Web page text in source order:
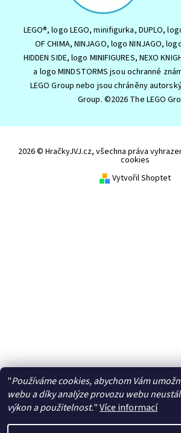
LEGO®, logo LEGO, minifigurka, DUPLO,
OF CHIMA, NINJAGO, logo NINJAGO,
HIDDEN SIDE, logo MINIFIGURES, NEXO
a logo MINDSTORMS jsou ochranné
LEGO Group nebo jsou chráněny
Group. ©2026 The LEGO
2026 © HračkyJVJ.cz, všechna práva
cookies
Vytvořil Shoptet
"Používáme cookies, abychom Vám
webu a díky analýze provozu webu
výkon a použitelnost."Více informací